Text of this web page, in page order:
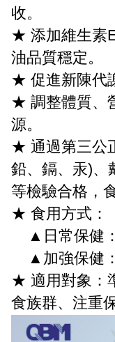
收。
★ 添加維生素
油品質穩定。
★ 促進新陳代
★ 調整體質、
源。
★ 通過第三公
鉛、鎘、汞)、
等檢驗合格，
★ 食用方式：
▲日常保健
▲加強保健
★ 適用對象：
食族群、注重